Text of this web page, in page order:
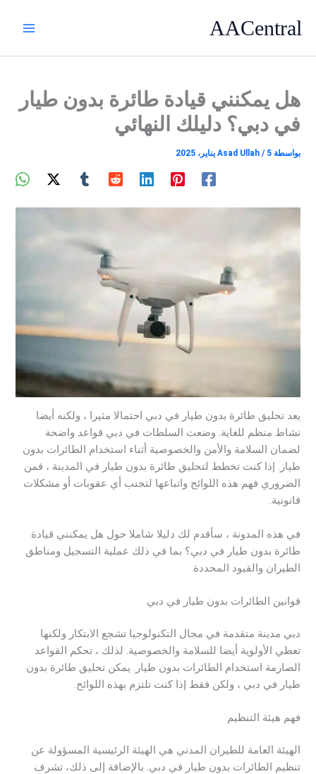
AACentral
هل يمكنني قيادة طائرة بدون طيار
في دبي؟ دليلك النهائي
بواسطة Asad Ullah / 5 يناير، 2025
يعد تحليق طائرة بدون طيار في دبي احتمالا مثيرا ، ولكنه أيضا
نشاط منظم للغاية. وضعت السلطات في دبي قواعد واضحة
لضمان السلامة والأمن والخصوصية أثناء استخدام الطائرات بدون
طيار. إذا كنت تخطط لتحليق طائرة بدون طيار في المدينة ، فمن
الضروري فهم هذه اللوائح واتباعها لتجنب أي عقوبات أو مشكلات
قانونية.
في هذه المدونة ، سأقدم لك دليلا شاملا حول هل يمكنني قيادة
طائرة بدون طيار في دبي؟ بما في ذلك عملية التسجيل ومناطق
الطيران والقيود المحددة.
قوانين الطائرات بدون طيار في دبي
دبي مدينة متقدمة في مجال التكنولوجيا تشجع الابتكار ولكنها
تعطي الأولوية أيضا للسلامة والخصوصية. لذلك ، تحكم القواعد
الصارمة استخدام الطائرات بدون طيار. يمكن تحليق طائرة بدون
طيار في دبي ، ولكن فقط إذا كنت تلتزم بهذه اللوائح.
فهم هيئة التنظيم
الهيئة العامة للطيران المدني هي الهيئة الرئيسية المسؤولة عن
تنظيم الطائرات بدون طيار في دبي. بالإضافة إلى ذلك، تشرف